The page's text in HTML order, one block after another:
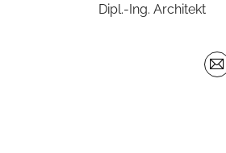
Dipl.-Ing. Architekt